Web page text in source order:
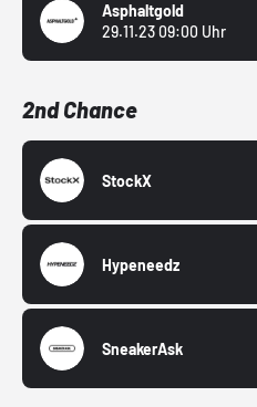
Asphaltgold
29.11.23 09:00 Uhr
2nd Chance
StockX
Hypeneedz
SneakerAsk